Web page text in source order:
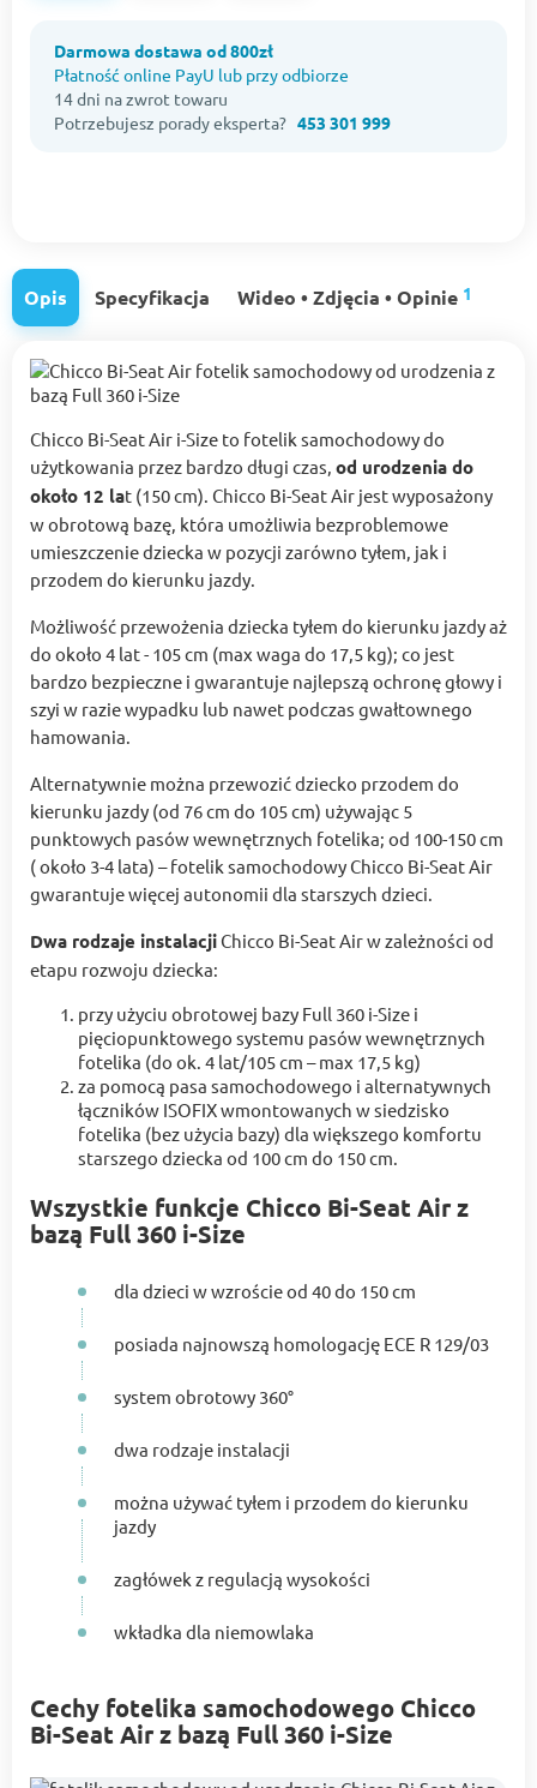
Darmowa dostawa od 800zł
Płatność online PayU lub przy odbiorze
14 dni na zwrot towaru
Potrzebujesz porady eksperta? 453 301 999
Opis Specyfikacja Wideo • Zdjęcia • Opinie 1
Chicco Bi-Seat Air i-Size to fotelik samochodowy do
użytkowania przez bardzo długi czas, od urodzenia do
około 12 lat (150 cm). Chicco Bi-Seat Air jest wyposażony
w obrotową bazę, która umożliwia bezproblemowe
umieszczenie dziecka w pozycji zarówno tyłem, jak i
przodem do kierunku jazdy.
Możliwość przewożenia dziecka tyłem do kierunku jazdy aż
do około 4 lat - 105 cm (max waga do 17,5 kg); co jest
bardzo bezpieczne i gwarantuje najlepszą ochronę głowy i
szyi w razie wypadku lub nawet podczas gwałtownego
hamowania.
Alternatywnie można przewozić dziecko przodem do
kierunku jazdy (od 76 cm do 105 cm) używając 5
punktowych pasów wewnętrznych fotelika; od 100-150 cm
( około 3-4 lata) – fotelik samochodowy Chicco Bi-Seat Air
gwarantuje więcej autonomii dla starszych dzieci.
Dwa rodzaje instalacji Chicco Bi-Seat Air w zależności od
etapu rozwoju dziecka:
przy użyciu obrotowej bazy Full 360 i-Size i
pięciopunktowego systemu pasów wewnętrznych
fotelika (do ok. 4 lat/105 cm – max 17,5 kg)
za pomocą pasa samochodowego i alternatywnych
łączników ISOFIX wmontowanych w siedzisko
fotelika (bez użycia bazy) dla większego komfortu
starszego dziecka od 100 cm do 150 cm.
Wszystkie funkcje Chicco Bi-Seat Air z
bazą Full 360 i-Size
dla dzieci w wzroście od 40 do 150 cm
posiada najnowszą homologację ECE R 129/03
system obrotowy 360°
dwa rodzaje instalacji
można używać tyłem i przodem do kierunku
jazdy
zagłówek z regulacją wysokości
wkładka dla niemowlaka
Cechy fotelika samochodowego Chicco
Bi-Seat Air z bazą Full 360 i-Size